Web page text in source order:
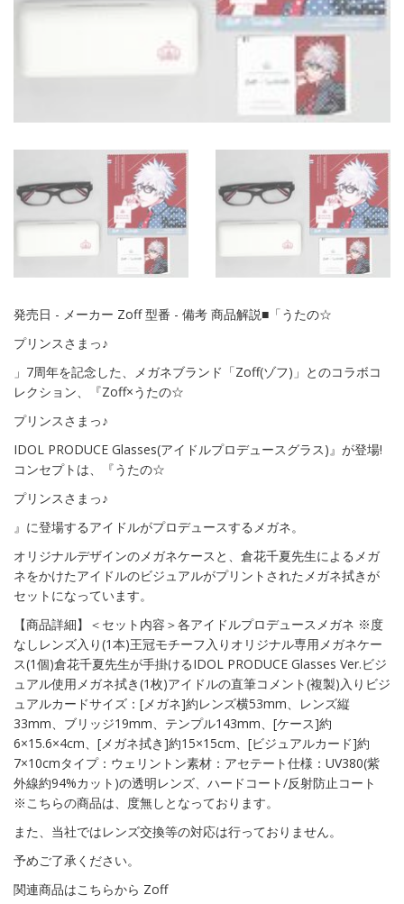
発売日 - メーカー Zoff 型番 - 備考 商品解説■「うたの☆
プリンスさまっ♪
」7周年を記念した、メガネブランド「Zoff(ゾフ)」とのコラボコ
レクション、『Zoff×うたの☆
プリンスさまっ♪
IDOL PRODUCE Glasses(アイドルプロデュースグラス)』が登場!
コンセプトは、『うたの☆
プリンスさまっ♪
』に登場するアイドルがプロデュースするメガネ。
オリジナルデザインのメガネケースと、倉花千夏先生によるメガ
ネをかけたアイドルのビジュアルがプリントされたメガネ拭きが
セットになっています。
【商品詳細】＜セット内容＞各アイドルプロデュースメガネ ※度
なしレンズ入り(1本)王冠モチーフ入りオリジナル専用メガネケー
ス(1個)倉花千夏先生が手掛けるIDOL PRODUCE Glasses Ver.ビジ
ュアル使用メガネ拭き(1枚)アイドルの直筆コメント(複製)入りビジ
ュアルカードサイズ：[メガネ]約レンズ横53mm、レンズ縦
33mm、ブリッジ19mm、テンプル143mm、[ケース]約
6×15.6×4cm、[メガネ拭き]約15×15cm、[ビジュアルカード]約
7×10cmタイプ：ウェリントン素材：アセテート仕様：UV380(紫
外線約94%カット)の透明レンズ、ハードコート/反射防止コート
※こちらの商品は、度無しとなっております。
また、当社ではレンズ交換等の対応は行っておりません。
予めご了承ください。
関連商品はこちらから Zoff